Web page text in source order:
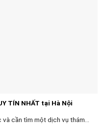
TÍN NHẤT tại Hà Nội
cần tìm một dịch vụ thám...